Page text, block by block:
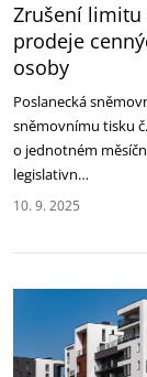
Zrušení limitu
prodeje
osoby
Poslanecká
sněmovnímu tisku
o jednotném
legislativn…
10. 9. 2025